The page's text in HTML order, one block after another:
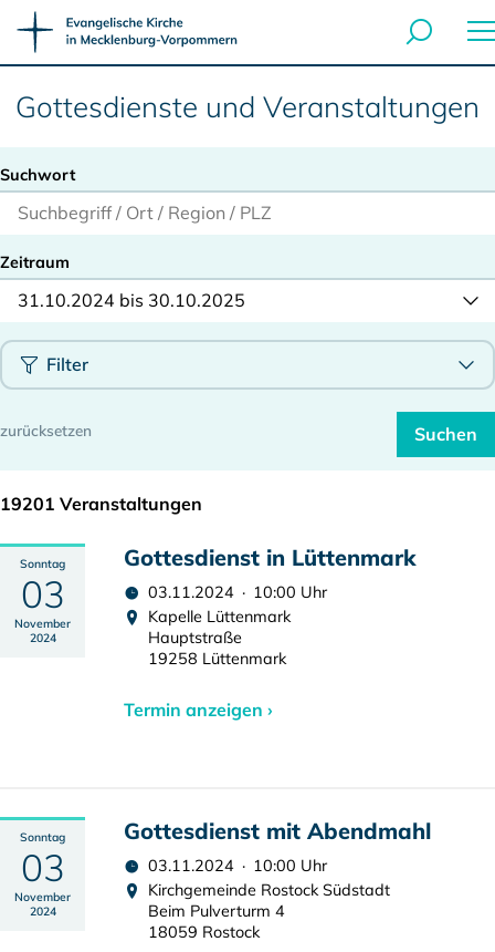
Gottesdienste und Veranstaltungen
Suchwort
Zeitraum
31.10.2024 bis 30.10.2025
Filter
19201 Veranstaltungen
Sonntag
03
November
2024
Gottesdienst in Lüttenmark
03.11.2024 · 10:00 Uhr
Kapelle Lüttenmark
Hauptstraße
19258 Lüttenmark
Termin anzeigen ›
Sonntag
03
November
2024
Gottesdienst mit Abendmahl
03.11.2024 · 10:00 Uhr
Kirchgemeinde Rostock Südstadt
Beim Pulverturm 4
18059 Rostock